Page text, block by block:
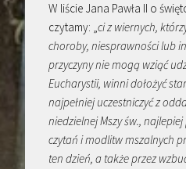
W liście Jana Pawła II o
czytamy: „ci z wiernych,
choroby, niesprawności lub
przyczyny nie mogą wziąć
Eucharystii, winni dołożyć
najpełniej uczestniczyć z
niedzielnej Mszy św.,
czytań i modlitw mszalnych
ten dzień, a także przez